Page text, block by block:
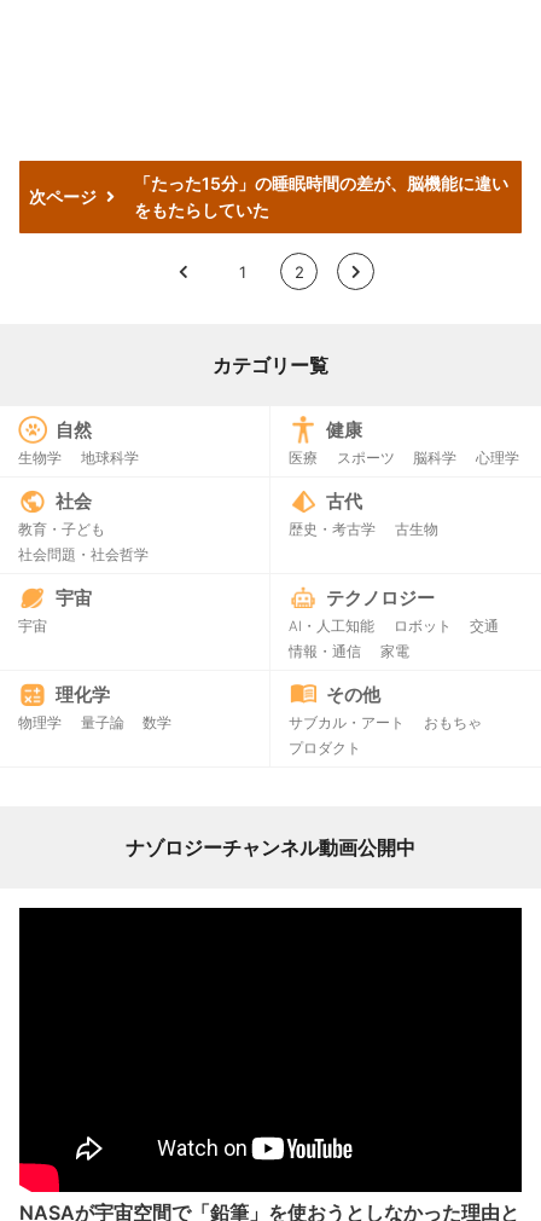
次ページ
「たった15分」の睡眠時間の差が、脳機能に違い
をもたらしていた
< 1 2 >
カテゴリー覧
自然
生物学 地球科学
健康
医療 スポーツ 脳科学 心理学
社会
教育・子ども
社会問題・社会哲学
古代
歴史・考古学 古生物
宇宙
宇宙
テクノロジー
AI・人工知能 ロボット
交通
情報・通信
家電
理化学
物理学 量子論 数学
その他
サブカル・アート
おもちゃ
プロダクト
ナゾロジーチャンネル動画公開中
NASAが宇宙空間で「鉛筆」を使おうとしなかった理由と